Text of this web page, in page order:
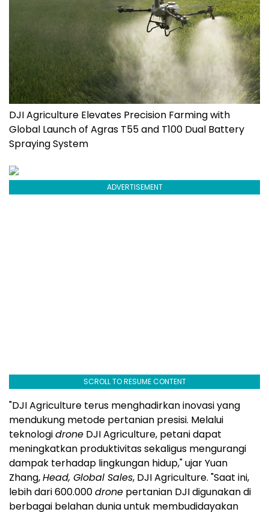
DJI Agriculture Elevates Precision Farming with
Global Launch of Agras T55 and T100 Dual Battery
Spraying System
ADVERTISEMENT
SCROLL TO RESUME CONTENT
"DJI Agriculture terus menghadirkan inovasi yang
mendukung metode pertanian presisi. Melalui
teknologidrone DJI Agriculture, petani dapat
meningkatkan produktivitas sekaligus mengurangi
dampak terhadap lingkungan hidup," ujar Yuan
Zhang,Head, Global Sales, DJI Agriculture. "Saat ini,
lebih dari 600.000drone pertanian DJI digunakan di
berbagai belahan dunia untuk membudidayakan